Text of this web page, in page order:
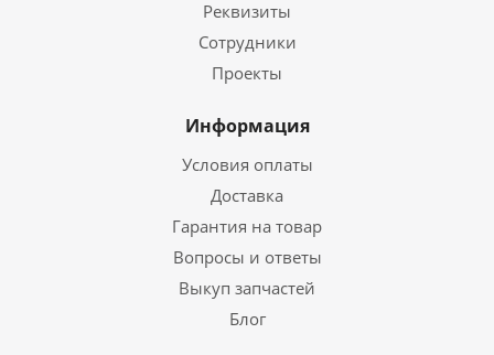
Реквизиты
Сотрудники
Проекты
Информация
Условия оплаты
Доставка
Гарантия на товар
Вопросы и ответы
Выкуп запчастей
Блог